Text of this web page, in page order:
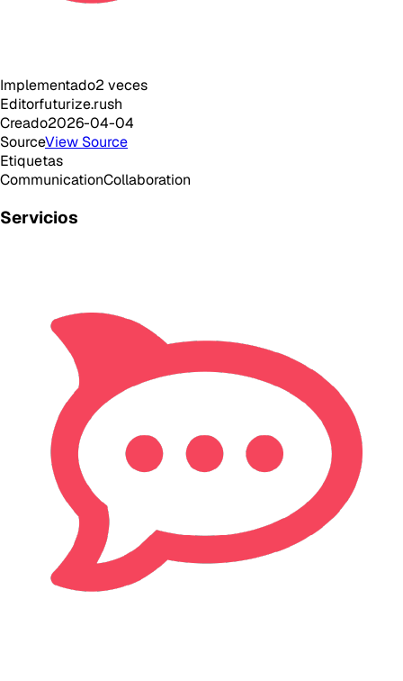
Implementado2 veces
Editorfuturize.rush
Creado2026-04-04
SourceView Source
Etiquetas
CommunicationCollaboration
Servicios